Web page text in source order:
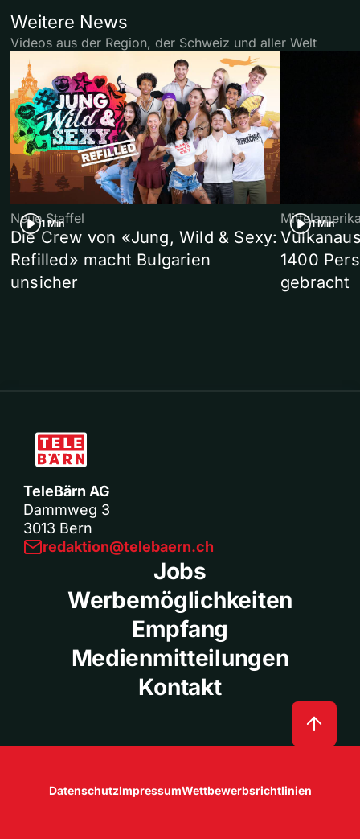
Weitere News
Videos aus der Region, der Schweiz und aller Welt
1 Min
Neue Staffel
Die Crew von «Jung, Wild & Sexy:
Refilled» macht Bulgarien
unsicher
1 Min
1400
gebracht
TeleBärn AG
Dammweg 3
3013 Bern
redaktion@telebaern.ch
Jobs
Werbemöglichkeiten
Empfang
Medienmitteilungen
Kontakt
DatenschutzImpressumWettbewerbsrichtlinien